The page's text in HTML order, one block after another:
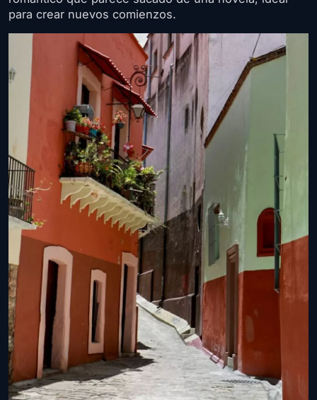
para crear nuevos comienzos.